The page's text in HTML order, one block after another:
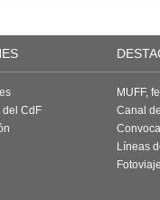
del CdF
MUFF,
Canal
Líneas